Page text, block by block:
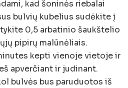
kad šoninės riebalai
bulvių kubelius sudėkite į
0,5 arbatinio šaukštelio
pipirų malūnėliais.
kepti vienoje vietoje ir
apverčiant ir judinant.
bulvės bus paruduotos iš